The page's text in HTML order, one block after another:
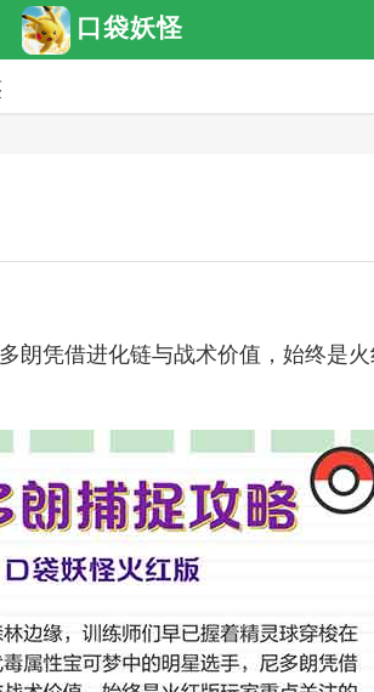
口袋妖怪
朗凭借进化链与战术价值，始终是